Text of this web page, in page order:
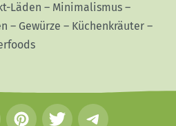
Läden – Minimalismus –
– Gewürze – Küchenkräuter –
P
T
T